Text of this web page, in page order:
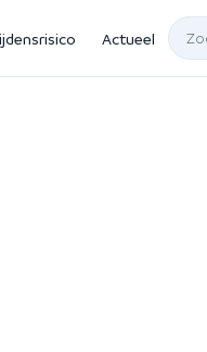
Actueel